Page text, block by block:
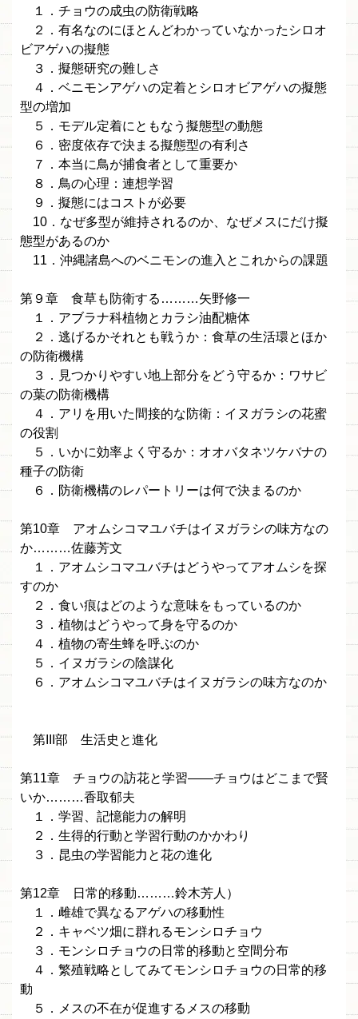
１．チョウの成虫の防衛戦略
２．有名なのにほとんどわかっていなかったシロオ
ビアゲハの擬態
３．擬態研究の難しさ
４．ベニモンアゲハの定着とシロオビアゲハの擬態
型の増加
５．モデル定着にともなう擬態型の動態
６．密度依存で決まる擬態型の有利さ
７．本当に鳥が捕食者として重要か
８．鳥の心理：連想学習
９．擬態にはコストが必要
10．なぜ多型が維持されるのか、なぜメスにだけ擬
態型があるのか
11．沖縄諸島へのベニモンの進入とこれからの課題
第９章 食草も防衛する………矢野修一
１．アブラナ科植物とカラシ油配糖体
２．逃げるかそれとも戦うか：食草の生活環とほか
の防衛機構
３．見つかりやすい地上部分をどう守るか：ワサビ
の葉の防衛機構
４．アリを用いた間接的な防衛：イヌガラシの花蜜
の役割
５．いかに効率よく守るか：オオバタネツケバナの
種子の防衛
６．防衛機構のレパートリーは何で決まるのか
第10章 アオムシコマユバチはイヌガラシの味方なの
か………佐藤芳文
１．アオムシコマユバチはどうやってアオムシを探
すのか
２．食い痕はどのような意味をもっているのか
３．植物はどうやって身を守るのか
４．植物の寄生蜂を呼ぶのか
５．イヌガラシの陰謀化
６．アオムシコマユバチはイヌガラシの味方なのか
第III部 生活史と進化
第11章 チョウの訪花と学習——チョウはどこまで賢
いか………香取郁夫
１．学習、記憶能力の解明
２．生得的行動と学習行動のかかわり
３．昆虫の学習能力と花の進化
第12章 日常的移動………鈴木芳人）
１．雌雄で異なるアゲハの移動性
２．キャベツ畑に群れるモンシロチョウ
３．モンシロチョウの日常的移動と空間分布
４．繁殖戦略としてみてモンシロチョウの日常的移
動
５．メスの不在が促進するメスの移動